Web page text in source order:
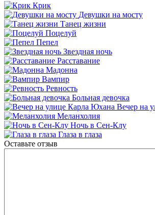
Крик
Девушки на мосту
Танец жизни
Поцелуй
Пепел
Звездная ночь
Расставание
Мадонна
Вампир
Ревность
Больная девочка
Вечер на
Меланхолия
Ночь в Сен-Клу
Глаза в глаза
Оставьте отзыв